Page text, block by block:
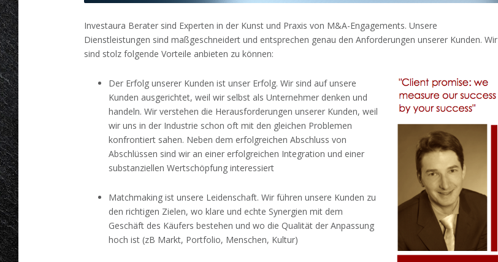
Investaura Berater sind Experten in der Kunst und Praxis von M&A-Engagements. Unsere
Dienstleistungen sind maßgeschneidert und entsprechen genau den Anforderungen unserer Kunden. Wir
sind stolz folgende Vorteile anbieten zu können:
Der Erfolg unserer Kunden ist unser Erfolg. Wir sind auf unsere
Kunden ausgerichtet, weil wir selbst als Unternehmer denken und
handeln. Wir verstehen die Herausforderungen unserer Kunden, weil
wir uns in der Industrie schon oft mit den gleichen Problemen
konfrontiert sahen. Neben dem erfolgreichen Abschluss von
Abschlüssen sind wir an einer erfolgreichen Integration und einer
substanziellen Wertschöpfung interessiert
Matchmaking ist unsere Leidenschaft. Wir führen unsere Kunden zu
den richtigen Zielen, wo klare und echte Synergien mit dem
Geschäft des Käufers bestehen und wo die Qualität der Anpassung
hoch ist (zB Markt, Portfolio, Menschen, Kultur)